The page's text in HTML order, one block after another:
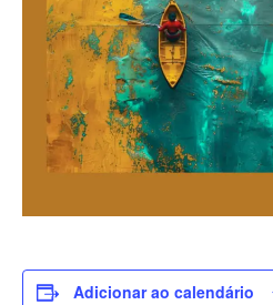
Adicionar ao calendário